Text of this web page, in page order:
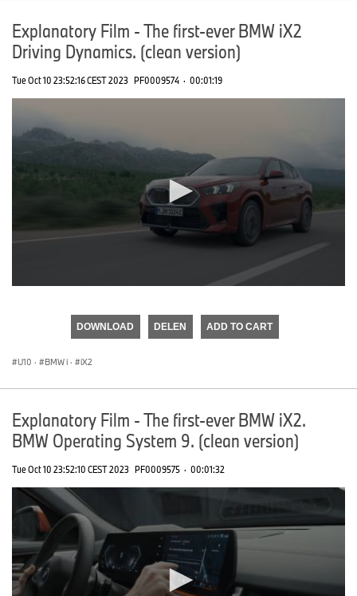
Explanatory Film - The first-ever BMW iX2
Driving Dynamics. (clean version)
Tue Oct 10 23:52:16 CEST 2023 PF0009574 · 00:01:19
DOWNLOAD DELEN ADD TO CART
U10 · BMW i · iX2
Explanatory Film - The first-ever BMW iX2.
BMW Operating System 9. (clean version)
Tue Oct 10 23:52:10 CEST 2023 PF0009575 · 00:01:32